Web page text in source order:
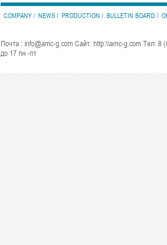
COMPANY NEWS PRODUCTION BULLETIN BOARD
Почта : info@amc-g.com Сайт: http:\\amc-g.com Тел: 8
до 17 пн -пт